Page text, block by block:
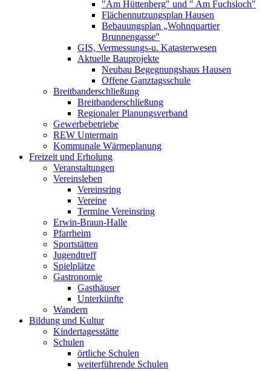
"Am Hüttenberg" und " Am Fuchsloch"
Flächennutzungsplan Hausen
Bebauungsplan „Wohnquartier
Brunnengasse"
GIS, Vermessungs-u. Katasterwesen
Aktuelle Bauprojekte
Neubau Begegnungshaus Hausen
Offene Ganztagsschule
Breitbanderschließung
Breitbanderschließung
Regionaler Planungsverband
Gewerbebetriebe
REW Untermain
Kommunale Wärmeplanung
Freizeit und Erholung
Veranstaltungen
Vereinsleben
Vereinsring
Vereine
Termine Vereinsring
Erwin-Braun-Halle
Pfarrheim
Sportstätten
Jugendtreff
Spielplätze
Gastronomie
Gasthäuser
Unterkünfte
Wandern
Bildung und Kultur
Kindertagesstätte
Schulen
örtliche Schulen
weiterführende Schulen